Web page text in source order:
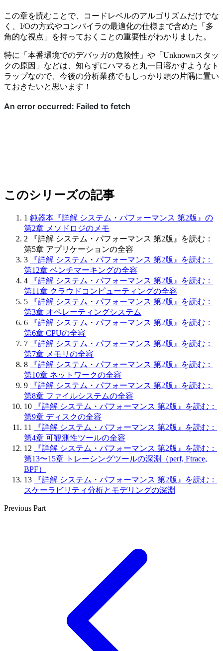
この章を読むことで、コードレベルのアルゴリズムだけでな
く、I/Oの方式やコンパイラの最適化の仕様まで含めた「多
角的な視点」を持っておくことの重要性がわかりました。
特に「本番環境でのデバッガの危険性」や「Unknownスタッ
クの原因」などは、知らずにハマると丸一日溶かすようなト
ラップなので、今後の分析業務でもしっかり頭の片隅に置い
ておきたいと思います！
このシリーズの記事
1 鈍器本『詳解 システム・パフォーマンス 第2版』の
第2章 メソドロジのメモ
2
『詳解 システム・パフォーマンス 第2版』を読む：
第5章 アプリケーションの全容
3
『詳解 システム・パフォーマンス 第2版』を読む：
第12章 ベンチマーキングの全容
4
『詳解 システム・パフォーマンス 第2版』を読む：
第11章 クラウドコンピューティングの全容
5
『詳解 システム・パフォーマンス 第2版』を読む：
第3章 オペレーティングシステム
6
『詳解 システム・パフォーマンス 第2版』を読む：
第6章 CPUの全容
7
『詳解 システム・パフォーマンス 第2版』を読む：
第7章 メモリの全容
8
『詳解 システム・パフォーマンス 第2版』を読む：
第10章 ネットワークの全容
9
『詳解 システム・パフォーマンス 第2版』を読む：
第8章 ファイルシステムの全容
10
『詳解 システム・パフォーマンス 第2版』を読む：
第9章 ディスクの全容
11
『詳解 システム・パフォーマンス 第2版』を読む：
第4章 可観測性ツールの全容
12
『詳解 システム・パフォーマンス 第2版』を読む：
第13〜15章 トレーシングツールの深淵（perf, Ftrace,
BPF）
13
『詳解 システム・パフォーマンス 第2版』を読む：
スケーラビリティ分析とモデリングの深淵
Previous Part